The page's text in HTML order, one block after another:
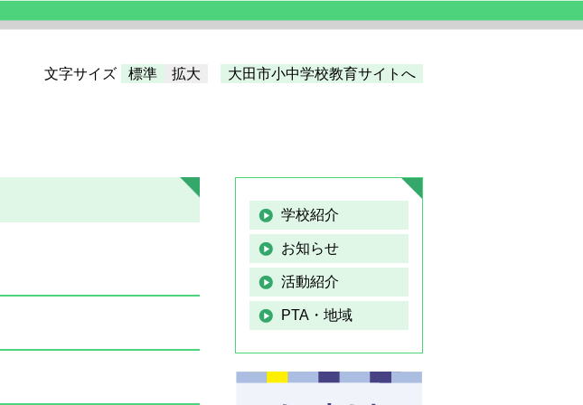
文字サイズ 標準 拡大 大田市小中学校教育サイトへ
学校紹介
お知らせ
活動紹介
PTA・地域